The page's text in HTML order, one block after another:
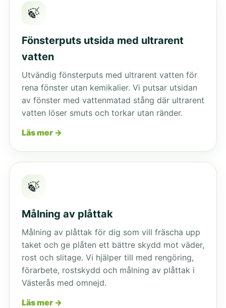
🍃
Fönsterputs utsida med ultrarent
vatten
Utvändig fönsterputs med ultrarent vatten för
rena fönster utan kemikalier. Vi putsar utsidan
av fönster med vattenmatad stång där ultrarent
vatten löser smuts och torkar utan ränder.
Läs mer →
🍃
Målning av plåttak
Målning av plåttak för dig som vill fräscha upp
taket och ge plåten ett bättre skydd mot väder,
rost och slitage. Vi hjälper till med rengöring,
förarbete, rostskydd och målning av plåttak i
Västerås med omnejd.
Läs mer →